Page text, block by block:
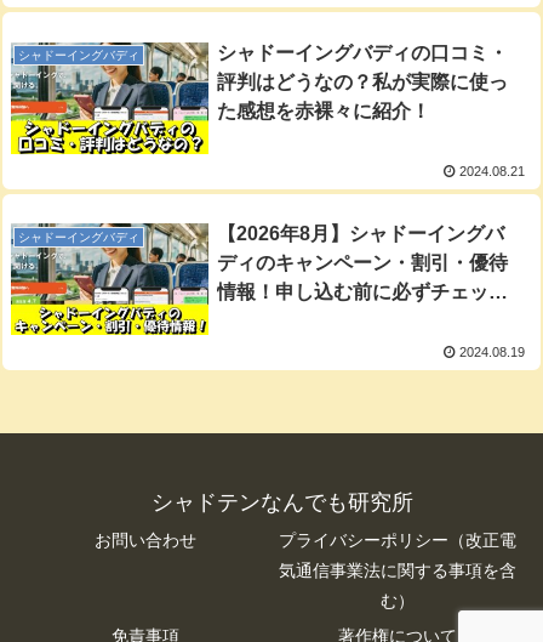
シャドーイングバディ
シャドーイングバディの口コミ・
評判はどうなの？私が実際に使っ
た感想を赤裸々に紹介！
2024.08.21
シャドーイングバディ
【2026年8月】シャドーイングバ
ディのキャンペーン・割引・優待
情報！申し込む前に必ずチェッ
2024.08.19
シャドテンなんでも研究所
お問い合わせ
プライバシーポリシー（改正電
気通信事業法に関する事項を含
む）
免責事項
著作権について